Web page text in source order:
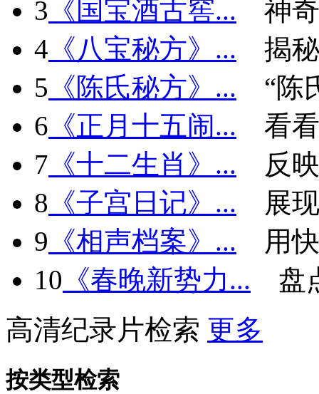
3 《国宝酒古窖...
神
4 《八宝秘方》...
揭
5 《陈氏秘方》...
“陈
6 《正月十五闹...
看
7 《十二生肖》...
反
8 《子宫日记》...
展
9 《相声档案》...
用
10 《春晚新势力...
盘
高清纪录片检索 更多
按类型检索